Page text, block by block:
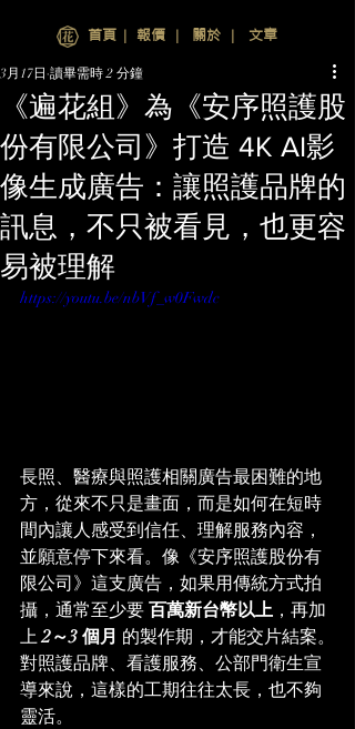
首頁 ∣ 報價 ∣ 關於 ∣ 文章
《遍花組》為《安序照護股
份有限公司》打造 4K AI影
像生成廣告：讓照護品牌的
訊息，不只被看見，也更容
易被理解
3月17日 讀畢需時 2 分鐘
https://youtu.be/nbVf_w0Fwdc
長照、醫療與照護相關廣告最困難的地
方，從來不只是畫面，而是如何在短時
間內讓人感受到信任、理解服務內容，
並願意停下來看。像《安序照護股份有
限公司》這支廣告，如果用傳統方式拍
攝，通常至少要 百萬新台幣以上 ，再加
上 2～3 個月 的製作期，才能交片結案。
對照護品牌、看護服務、公部門衛生宣
導來說，這樣的工期往往太長，也不夠
靈活。